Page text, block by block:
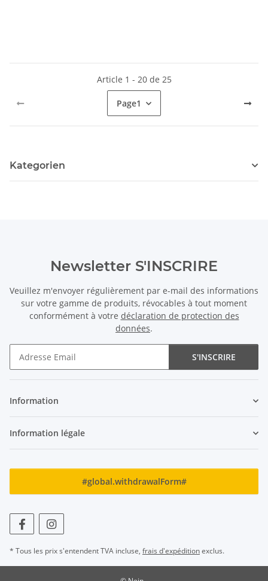
Article 1 - 20 de 25
Page1
Kategorien
Newsletter S'INSCRIRE
Veuillez m'envoyer régulièrement par e-mail des informations
sur votre gamme de produits, révocables à tout moment
conformément à votre déclaration de protection des
données.
S'INSCRIRE
Information
Information légale
#global.withdrawalForm#
* Tous les prix s'entendent TVA incluse, frais d'expéditionexclus.